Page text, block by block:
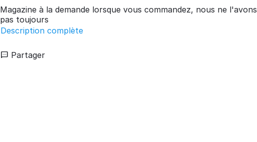
Magazine à la demande lorsque vous commandez, nous ne l'avons
pas toujours
Description complète
Partager